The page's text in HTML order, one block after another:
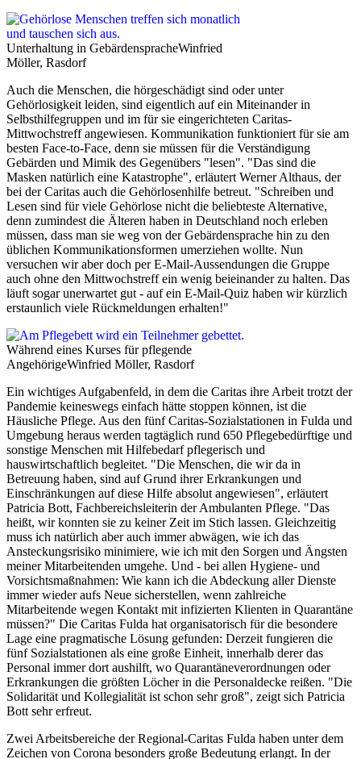
Unterhaltung in GebärdenspracheWinfried
Möller, Rasdorf
Auch die Menschen, die hörgeschädigt sind oder unter
Gehörlosigkeit leiden, sind eigentlich auf ein Miteinander in
Selbsthilfegruppen und im für sie eingerichteten Caritas-
Mittwochstreff angewiesen. Kommunikation funktioniert für sie am
besten Face-to-Face, denn sie müssen für die Verständigung
Gebärden und Mimik des Gegenübers "lesen". "Das sind die
Masken natürlich eine Katastrophe", erläutert Werner Althaus, der
bei der Caritas auch die Gehörlosenhilfe betreut. "Schreiben und
Lesen sind für viele Gehörlose nicht die beliebteste Alternative,
denn zumindest die Älteren haben in Deutschland noch erleben
müssen, dass man sie weg von der Gebärdensprache hin zu den
üblichen Kommunikationsformen umerziehen wollte. Nun
versuchen wir aber doch per E-Mail-Aussendungen die Gruppe
auch ohne den Mittwochstreff ein wenig beieinander zu halten. Das
läuft sogar unerwartet gut - auf ein E-Mail-Quiz haben wir kürzlich
erstaunlich viele Rückmeldungen erhalten!"
Während eines Kurses für pflegende
AngehörigeWinfried Möller, Rasdorf
Ein wichtiges Aufgabenfeld, in dem die Caritas ihre Arbeit trotzt der
Pandemie keineswegs einfach hätte stoppen können, ist die
Häusliche Pflege. Aus den fünf Caritas-Sozialstationen in Fulda und
Umgebung heraus werden tagtäglich rund 650 Pflegebedürftige und
sonstige Menschen mit Hilfebedarf pflegerisch und
hauswirtschaftlich begleitet. "Die Menschen, die wir da in
Betreuung haben, sind auf Grund ihrer Erkrankungen und
Einschränkungen auf diese Hilfe absolut angewiesen", erläutert
Patricia Bott, Fachbereichsleiterin der Ambulanten Pflege. "Das
heißt, wir konnten sie zu keiner Zeit im Stich lassen. Gleichzeitig
muss ich natürlich aber auch immer abwägen, wie ich das
Ansteckungsrisiko minimiere, wie ich mit den Sorgen und Ängsten
meiner Mitarbeitenden umgehe. Und - bei allen Hygiene- und
Vorsichtsmaßnahmen: Wie kann ich die Abdeckung aller Dienste
immer wieder aufs Neue sicherstellen, wenn zahlreiche
Mitarbeitende wegen Kontakt mit infizierten Klienten in Quarantäne
müssen?" Die Caritas Fulda hat organisatorisch für die besondere
Lage eine pragmatische Lösung gefunden: Derzeit fungieren die
fünf Sozialstationen als eine große Einheit, innerhalb derer das
Personal immer dort aushilft, wo Quarantäneverordnungen oder
Erkrankungen die größten Löcher in die Personaldecke reißen. "Die
Solidarität und Kollegialität ist schon sehr groß", zeigt sich Patricia
Bott sehr erfreut.
Zwei Arbeitsbereiche der Regional-Caritas Fulda haben unter dem
Zeichen von Corona besonders große Bedeutung erlangt. In der